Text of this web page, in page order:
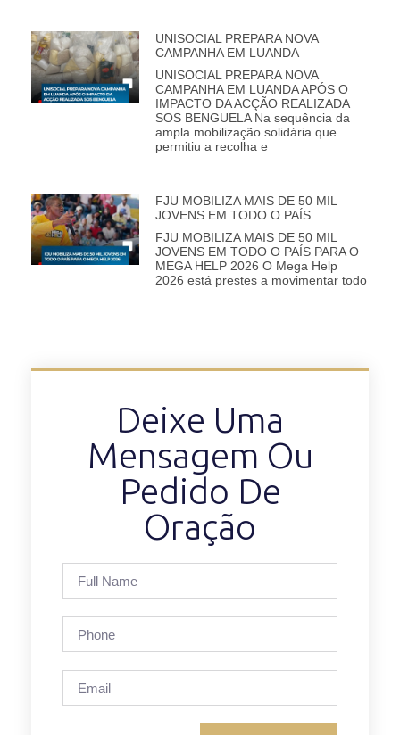
UNISOCIAL PREPARA NOVA
CAMPANHA EM LUANDA
UNISOCIAL PREPARA NOVA
CAMPANHA EM LUANDA APÓS O
IMPACTO DA ACÇÃO REALIZADA
SOS BENGUELA Na sequência da
ampla mobilização solidária que
permitiu a recolha e
FJU MOBILIZA MAIS DE 50 MIL
JOVENS EM TODO O PAÍS
FJU MOBILIZA MAIS DE 50 MIL
JOVENS EM TODO O PAÍS PARA O
MEGA HELP 2026 O Mega Help
2026 está prestes a movimentar todo
Deixe Uma
Mensagem Ou
Pedido De
Oração